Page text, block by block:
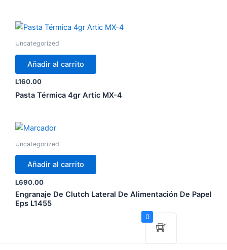
Uncategorized
Añadir al carrito
L160.00
Pasta Térmica 4gr Artic MX-4
Uncategorized
Añadir al carrito
L690.00
Engranaje De Clutch Lateral De Alimentación De Papel
Eps L1455
0